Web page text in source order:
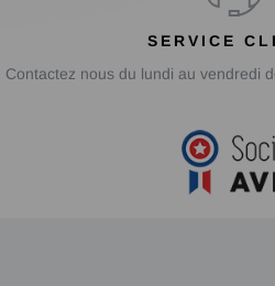
SERVICE
Contactez nous du lundi au vendredi